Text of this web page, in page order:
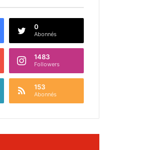
0
Abonnés
1483
Followers
153
Abonnés